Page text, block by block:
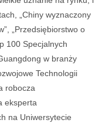
„Chiny wyznaczony
„Przedsiębiorstwo o
100 Specjalnych
w branży
Technologii
robocza
eksperta
na Uniwersytecie